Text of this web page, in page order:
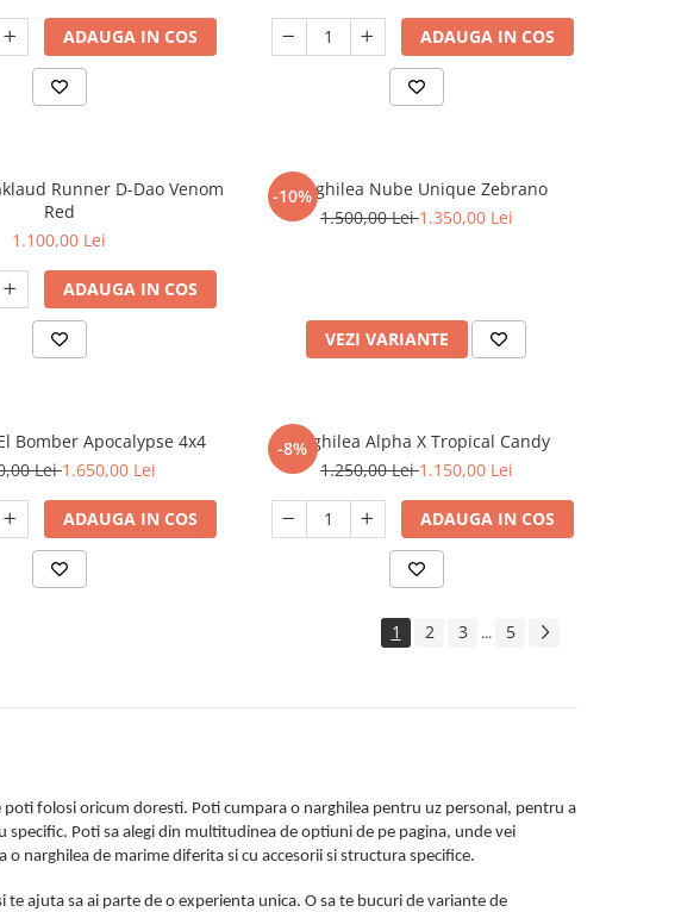
ADAUGA IN COS ADAUGA IN COS
Runner D-Dao Venom
Red
1.100,00 Lei
ADAUGA IN COS
-10%
Narghilea Nube Unique Zebrano
1.500,00 Lei1.350,00 Lei
VEZI VARIANTE
Bomber Apocalypse 4x4
Lei1.650,00 Lei
ADAUGA IN COS
-8%
Narghilea Alpha X Tropical Candy
1.250,00 Lei1.150,00 Lei
ADAUGA IN COS
1 2 3 ... 5
folosi oricum doresti. Poti cumpara o narghilea pentru uz personal, pentru a
Poti sa alegi din multitudinea de optiuni de pe pagina, unde vei
narghilea de marime diferita si cu accesorii si structura specifice.
ajuta sa ai parte de o experienta unica. O sa te bucuri de variante de